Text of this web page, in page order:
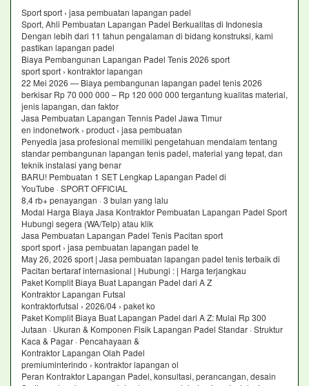
Sport sport › jasa pembuatan lapangan padel
Sport, Ahli Pembuatan Lapangan Padel Berkualitas di Indonesia
Dengan lebih dari 11 tahun pengalaman di bidang konstruksi, kami
pastikan lapangan padel
Biaya Pembangunan Lapangan Padel Tenis 2026 sport
sport sport › kontraktor lapangan
22 Mei 2026 — Biaya pembangunan lapangan padel tenis 2026
berkisar Rp 70 000 000 – Rp 120 000 000 tergantung kualitas material,
jenis lapangan, dan faktor
Jasa Pembuatan Lapangan Tennis Padel Jawa Timur
en indonetwork › product › jasa pembuatan
Penyedia jasa profesional memiliki pengetahuan mendalam tentang
standar pembangunan lapangan tenis padel, material yang tepat, dan
teknik instalasi yang benar
BARU! Pembuatan 1 SET Lengkap Lapangan Padel di
YouTube · SPORT OFFICIAL
8,4 rb+ penayangan · 3 bulan yang lalu
Modal Harga Biaya Jasa Kontraktor Pembuatan Lapangan Padel Sport
Hubungi segera (WA/Telp) atau klik
Jasa Pembuatan Lapangan Padel Tenis Pacitan sport
sport sport › jasa pembuatan lapangan padel te
May 26, 2026 sport | Jasa pembuatan lapangan padel tenis terbaik di
Pacitan bertaraf internasional | Hubungi : | Harga terjangkau
Paket Komplit Biaya Buat Lapangan Padel dari A Z
Kontraktor Lapangan Futsal
kontraktorfutsal › 2026/04 › paket ko
Paket Komplit Biaya Buat Lapangan Padel dari A Z: Mulai Rp 300
Jutaan · Ukuran & Komponen Fisik Lapangan Padel Standar · Struktur
Kaca & Pagar · Pencahayaan &
Kontraktor Lapangan Olah Padel
premiuminterindo › kontraktor lapangan ol
Peran Kontraktor Lapangan Padel, konsultasi, perancangan, desain